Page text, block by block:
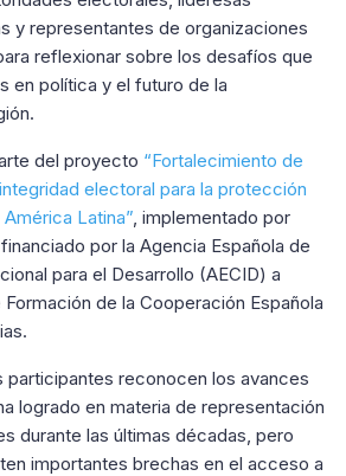
y representantes de organizaciones
reflexionar sobre los desafíos que
en política y el futuro de la
del proyecto “Fortalecimiento de
electoral para la protección
Latina”, implementado por
por la Agencia Española de
para el Desarrollo (AECID) a
de la Cooperación Española
participantes reconocen los avances
logrado en materia de representación
durante las últimas décadas, pero
importantes brechas en el acceso a